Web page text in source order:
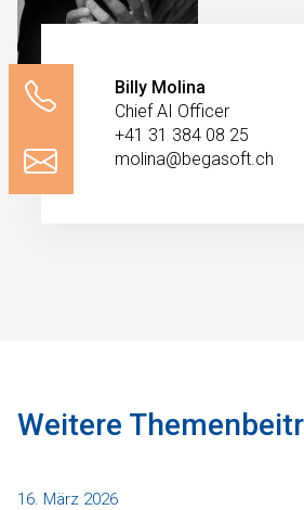
Billy Molina
Chief AI Officer
+41 31 384 08 25
molina@begasoft.ch
Weitere
16. März 2026